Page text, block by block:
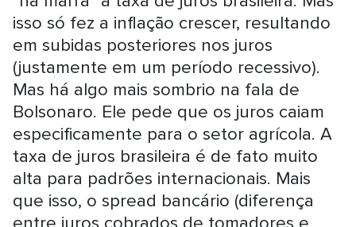
isso só fez a inflação crescer, resultando
em subidas posteriores nos juros
(justamente em um período recessivo).
Mas há algo mais sombrio na fala de
Bolsonaro. Ele pede que os juros caiam
especificamente para o setor agrícola. A
taxa de juros brasileira é de fato muito
alta para padrões internacionais. Mais
que isso, o spread bancário (diferença